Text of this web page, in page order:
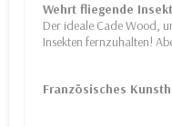
Wehrt fliegende
Der ideale Cade Wood,
Insekten fernzuhalten!
Französisches